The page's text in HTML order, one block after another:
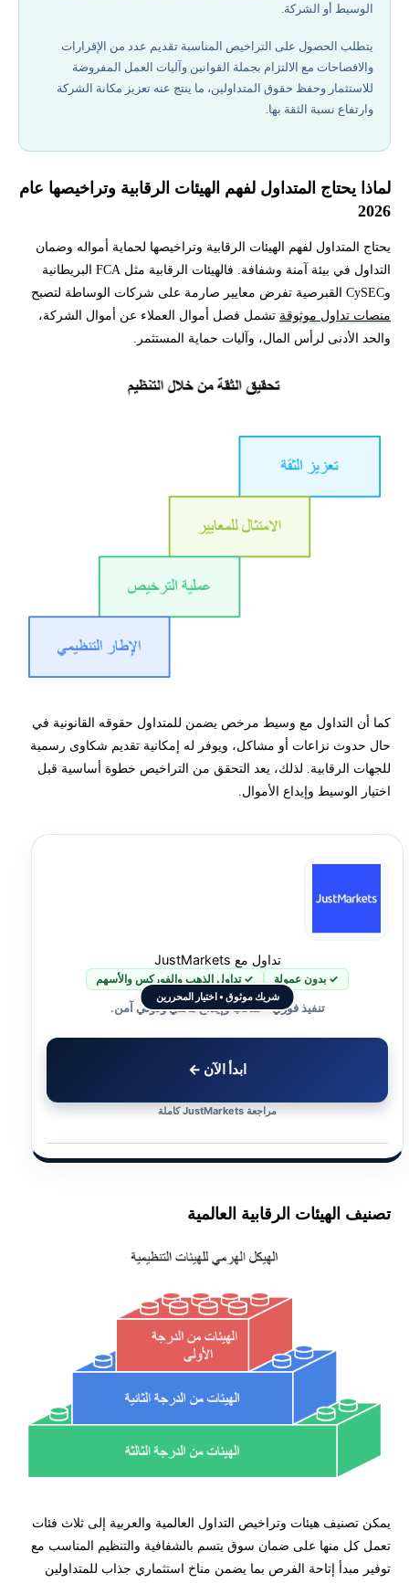
الهيئات الرقابية من الدرجة الثانية
الهيئات من الدرجة الثالثة
معايير تقييم الهيئات الرقابية
المعايير والقواعد الأساسية للهيئات
كيفية الاستفادة من التراخيص
الوسيط أو الشركة.
يتطلب الحصول على التراخيص المناسبة تقديم عدد من الإقرارات
والافصاحات مع الالتزام بجملة القوانين وآليات العمل المفروضة
للاستثمار وحفظ حقوق المتداولين، ما ينتج عنه تعزيز مكانة الشركة
وارتفاع نسبة الثقة بها.
لماذا يحتاج المتداول لفهم الهيئات الرقابية وتراخيصها عام
2026
يحتاج المتداول لفهم الهيئات الرقابية وتراخيصها لحماية أمواله وضمان
التداول في بيئة آمنة وشفافة. فالهيئات الرقابية مثل FCA البريطانية
وCySEC القبرصية تفرض معايير صارمة على شركات الوساطة لتصبح
منصات تداول موثوقة تشمل فصل أموال العملاء عن أموال الشركة،
والحد الأدنى لرأس المال، وآليات حماية المستثمر.
كما أن التداول مع وسيط مرخص يضمن للمتداول حقوقه القانونية في
حال حدوث نزاعات أو مشاكل، ويوفر له إمكانية تقديم شكاوى رسمية
للجهات الرقابية. لذلك، يعد التحقق من التراخيص خطوة أساسية قبل
اختيار الوسيط وإيداع الأموال.
شريك موثوق • اختيار المحررين
تداول مع JustMarkets
✓ بدون عمولة ✓ تداول الذهب والفوركس والأسهم
تنفيذ فوري • سحب وإيداع محلي ودولي آمن.
ابدأ الآن ←
مراجعة JustMarkets كاملة
تصنيف الهيئات الرقابية العالمية
يمكن تصنيف هيئات وتراخيص التداول العالمية والعربية إلى ثلاث فئات
تعمل كل منها على ضمان سوق يتسم بالشفافية والتنظيم المناسب مع
توفير مبدأ إتاحة الفرص بما يضمن مناخ استثماري جذاب للمتداولين